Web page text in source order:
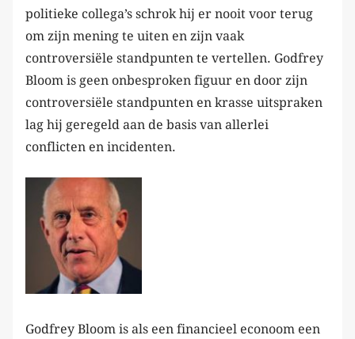
politieke collega’s schrok hij er nooit voor terug
om zijn mening te uiten en zijn vaak
controversiële standpunten te vertellen. Godfrey
Bloom is geen onbesproken figuur en door zijn
controversiële standpunten en krasse uitspraken
lag hij geregeld aan de basis van allerlei
conflicten en incidenten.
Godfrey Bloom is als een financieel econoom een